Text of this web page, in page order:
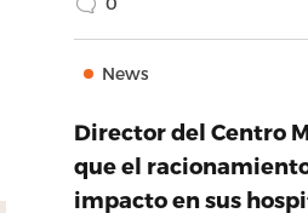
News
Director del Centro
que el
impacto en sus